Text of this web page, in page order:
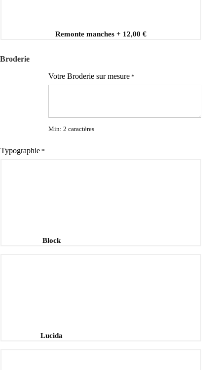
Remonte manches+ 12,00 €
Broderie
Votre Broderie sur mesure *
Min: 2 caractères
Typographie *
Block
Lucida